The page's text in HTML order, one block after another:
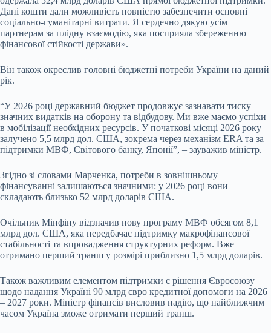
Дані кошти дали можливість повністю забезпечити основні
соціально-гуманітарні витрати. Я сердечно дякую усім
партнерам за плідну взаємодію, яка посприяла збереженню
фінансової стійкості держави».
Він також окреслив головні бюджетні потреби України на даний
рік.
“У 2026 році державний бюджет продовжує зазнавати тиску
значних видатків на оборону та відбудову. Ми вже маємо успіхи
в мобілізації необхідних ресурсів. У початкові місяці 2026 року
залучено 5,5 млрд дол. США, зокрема через механізм ERA та за
підтримки МВФ, Світового банку, Японії”, – зауважив міністр.
Згідно зі словами Марченка, потреби в зовнішньому
фінансуванні залишаються значними: у 2026 році вони
складають близько 52 млрд доларів США.
Очільник Мінфіну відзначив нову програму МВФ обсягом 8,1
млрд дол. США, яка передбачає підтримку макрофінансової
стабільності та впровадження структурних реформ. Вже
отримано перший транш у розмірі приблизно 1,5 млрд доларів.
Також важливим елементом підтримки є рішення Євросоюзу
щодо надання Україні 90 млрд євро кредитної допомоги на 2026
– 2027 роки. Міністр фінансів висловив надію, що найближчим
часом Україна зможе отримати перший транш.